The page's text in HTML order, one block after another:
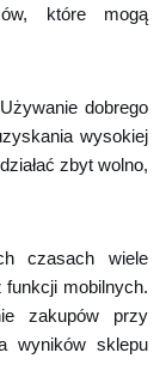
które mogą
dobrego
wysokiej
zbyt wolno,
czasach wiele
mobilnych.
zakupów przy
wyników sklepu